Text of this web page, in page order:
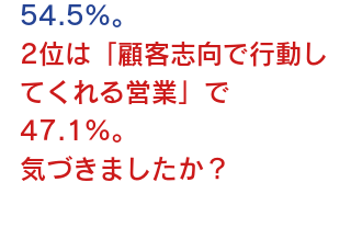
54.5%。
2位は「顧客志向で行動し
てくれる営業」で
47.1%。
気づきましたか？